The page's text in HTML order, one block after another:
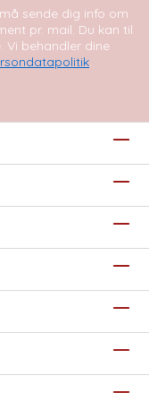
sende dig info om
pr. mail. Du kan til
behandler dine
.